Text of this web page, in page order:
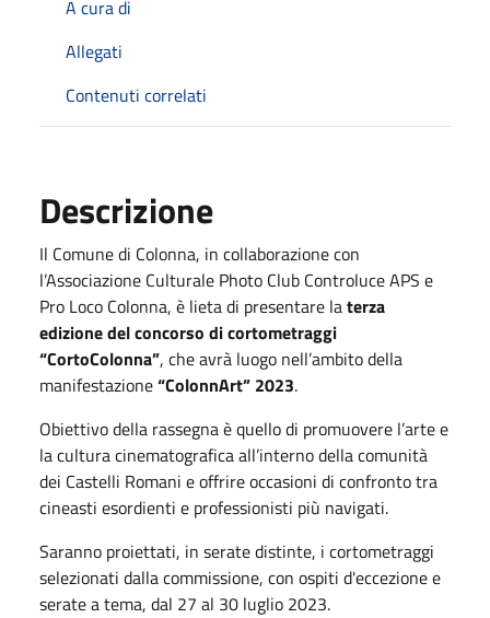
A cura di
Allegati
Contenuti correlati
Descrizione
Il Comune di Colonna, in collaborazione con
l’Associazione Culturale Photo Club Controluce APS e
Pro Loco Colonna, è lieta di presentare laterza
edizione del concorso di cortometraggi
“CortoColonna”, che avrà luogo nell’ambito della
manifestazione“ColonnArt” 2023.
Obiettivo della rassegna è quello di promuovere l’arte e
la cultura cinematografica all’interno della comunità
dei Castelli Romani e offrire occasioni di confronto tra
cineasti esordienti e professionisti più navigati.
Saranno proiettati, in serate distinte, i cortometraggi
selezionati dalla commissione, con ospiti d'eccezione e
serate a tema, dal 27 al 30 luglio 2023.